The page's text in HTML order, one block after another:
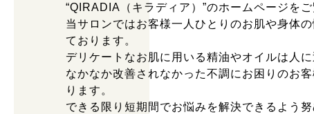
“QIRADIA（キラディア）”のホームページを
当サロンではお客様一人ひとりのお肌や身体
ております。
デリケートなお肌に用いる精油やオイルは人
なかなか改善されなかった不調にお困りのお
ります。
できる限り短期間でお悩みを解決できるよう